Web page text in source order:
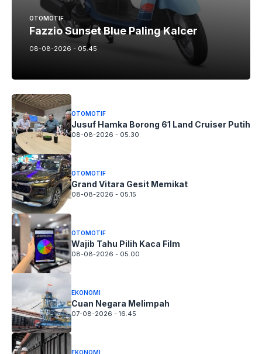
OTOMOTIF
Fazzio Sunset Blue Paling Kalcer
08-08-2026 - 05.45
OTOMOTIF
Jusuf Hamka Borong 61 Land Cruiser Putih
08-08-2026 - 05.30
OTOMOTIF
Grand Vitara Gesit Memikat
08-08-2026 - 05.15
OTOMOTIF
Wajib Tahu Pilih Kaca Film
08-08-2026 - 05.00
EKONOMI
Cuan Negara Melimpah
07-08-2026 - 16.45
EKONOMI